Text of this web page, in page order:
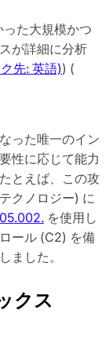
た大規模かつ
が詳細に分析
先: 英語)) (
った唯一のイン
性に応じて能力
とえば、この攻
クノロジー) に
を使用し
ール (C2) を備
ました。
クス